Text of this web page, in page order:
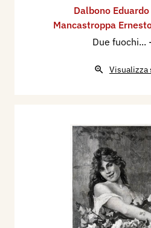
Dalbono
Mancastroppa
Due fuochi...
Visualizza